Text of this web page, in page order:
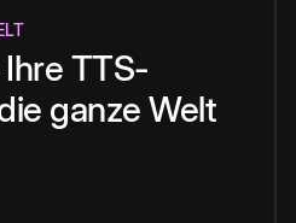
TTS-
ganze Welt